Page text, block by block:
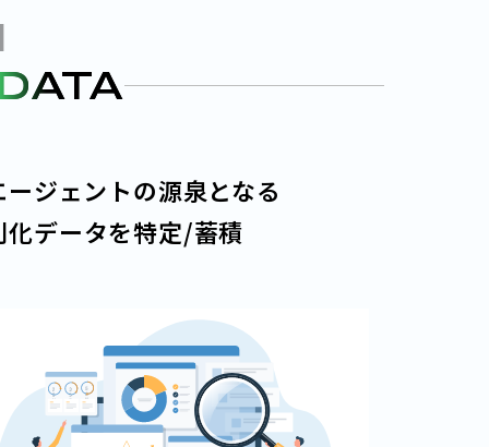
ジェントの源泉となる
化データを特定/蓄積